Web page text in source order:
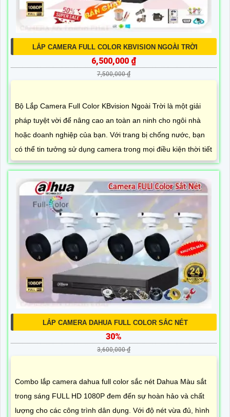
LẮP CAMERA FULL COLOR KBVISION NGOÀI TRỜI
6,500,000 ₫
7,500,000 ₫
Bộ Lắp Camera Full Color KBvision Ngoài Trời là một giải
pháp tuyệt vời để nâng cao an toàn an ninh cho ngôi nhà
hoặc doanh nghiệp của bạn. Với trang bị chống nước, bạn
có thể tin tưởng sử dụng camera trong mọi điều kiện thời tiết
LẮP CAMERA DAHUA FULL COLOR SẮC NÉT
30%
3,600,000 ₫
Combo lắp camera dahua full color sắc nét Dahua Màu sắt
trong sáng FULL HD 1080P đem đến sự hoàn hảo và chất
lượng cho các công trình dân dụng. Với độ nét vừa đủ, hình